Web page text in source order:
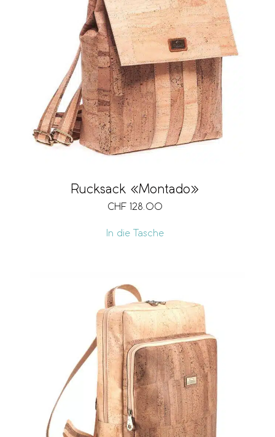
Rucksack «Montado»
CHF 128.00
In die Tasche